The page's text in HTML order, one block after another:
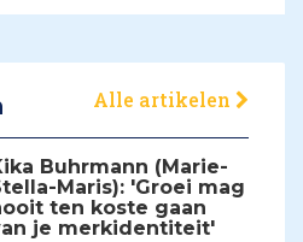
Alle artikelen
Buhrmann (Marie-
Maris): 'Groei mag
ten koste gaan
je merkidentiteit'